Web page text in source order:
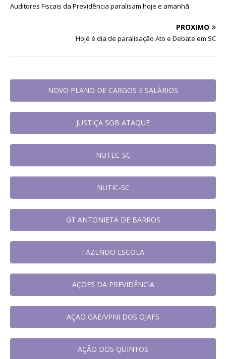
Auditores Fiscais da Previdência paralisam hoje e amanhã
PRÓXIMO
Hojé é dia de paralisação Ato e Debate em SC
NOVO PLANO DE CARGOS E SALÁRIOS
JUSTIÇA SOB ATAQUE
NUTEC-SC
NUTIC-SC
GT ANTONIETA DE BARROS
FAZENDO ESCOLA
AÇOES DA PREVIDÊNCIA
AÇAO GAE/VPNI DOS OJAFS
AÇÃO DOS QUINTOS